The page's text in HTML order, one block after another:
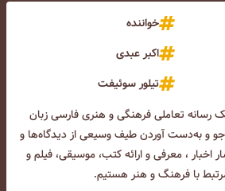
خواننده
اکبر عبدی
تیلور سوئیفت
رسانه تعاملی فرهنگی و هنری فارسی زبان
و به‌دست آوردن طیف وسیعی از دیدگاه‌ها و
اخبار ، معرفی و ارائه کتب، موسیقی، فیلم و
با فرهنگ و هنر هستیم.